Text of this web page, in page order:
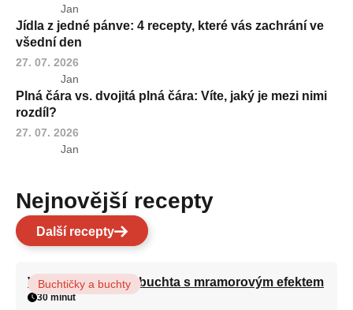
Jan
Jídla z jedné pánve: 4 recepty, které vás zachrání ve
všední den
27. 07. 2026
Jan
Plná čára vs. dvojitá plná čára: Víte, jaký je mezi nimi
rozdíl?
27. 07. 2026
Jan
Nejnovější recepty
Další recepty
Vláčná olejová litá buchta s mramorovým efektem
Buchtičky a buchty
30 minut